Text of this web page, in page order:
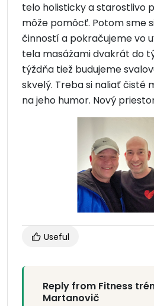
telo holisticky a starostlivo
môže pomôcť. Potom sme
činností a pokračujeme vo
tela masážami dvakrát do
týždňa tiež budujeme
skvelý. Treba si naliať čisté
na jeho humor. Nový
Useful
Reply from Fitness
Martanovič